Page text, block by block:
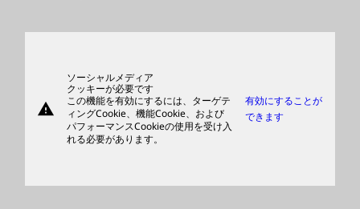
サポート
商品
ディーラを検索する
warning
ソーシャルメディア
クッキーが必要です
この機能を有効にするには、ターゲテ
ィングCookie、機能Cookie、および
パフォーマンスCookieの使用を受け入
れる必要があります。
有効にすることが
できます